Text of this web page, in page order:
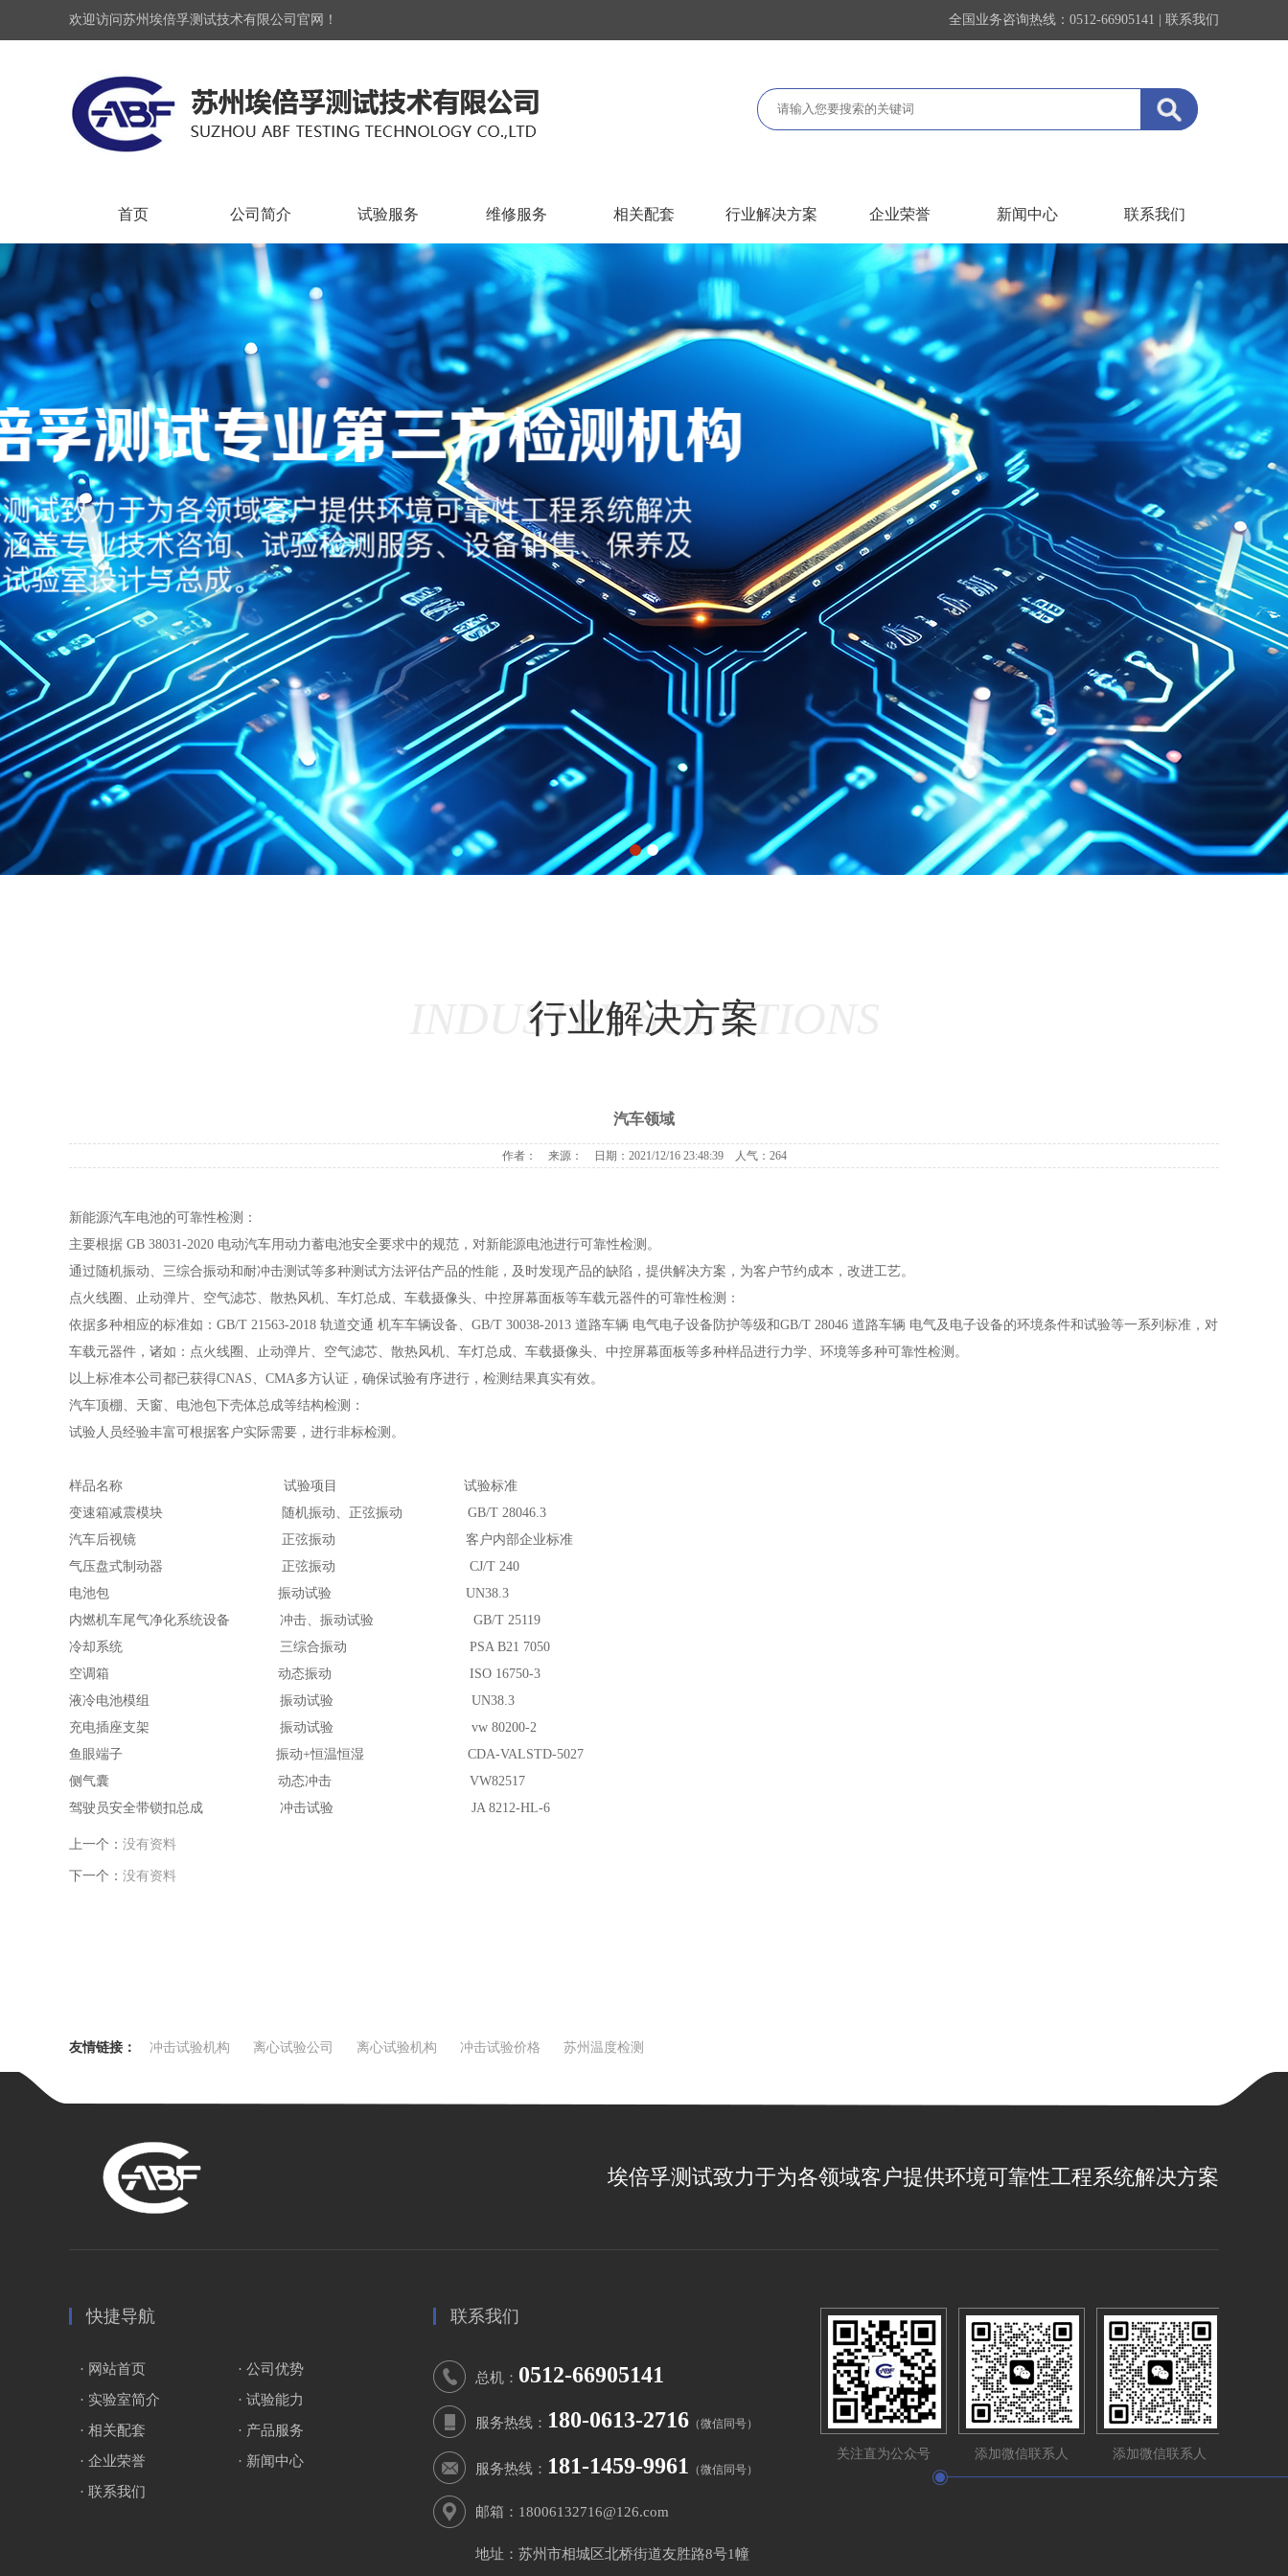
欢迎访问苏州埃倍孚测试技术有限公司官网！ 全国业务咨询热线：0512-66905141 | 联系我们
首页 公司简介 试验服务 维修服务 相关配套 行业解决方案 企业荣誉 新闻中心 联系我们
行业解决方案
INDUSTRY SOLUTIONS
汽车领域
作者： 来源： 日期：2021/12/16 23:48:39 人气：264
新能源汽车电池的可靠性检测：
主要根据 GB 38031-2020 电动汽车用动力蓄电池安全要求中的规范，对新能源电池进行可靠性检测。
通过随机振动、三综合振动和耐冲击测试等多种测试方法评估产品的性能，及时发现产品的缺陷，提供解决方案，为客户节约成本，改进工艺。
点火线圈、止动弹片、空气滤芯、散热风机、车灯总成、车载摄像头、中控屏幕面板等车载元器件的可靠性检测：
依据多种相应的标准如：GB/T 21563-2018 轨道交通 机车车辆设备、GB/T 30038-2013 道路车辆 电气电子设备防护等级和GB/T 28046 道路车辆 电气及电子设备的环境条件和试验等一系列标准，对
车载元器件，诸如：点火线圈、止动弹片、空气滤芯、散热风机、车灯总成、车载摄像头、中控屏幕面板等多种样品进行力学、环境等多种可靠性检测。
以上标准本公司都已获得CNAS、CMA多方认证，确保试验有序进行，检测结果真实有效。
汽车顶棚、天窗、电池包下壳体总成等结构检测：
试验人员经验丰富可根据客户实际需要，进行非标检测。
样品名称 试验项目 试验标准
变速箱减震模块 随机振动、正弦振动 GB/T 28046.3
汽车后视镜 正弦振动 客户内部企业标准
气压盘式制动器 正弦振动 CJ/T 240
电池包 振动试验 UN38.3
内燃机车尾气净化系统设备 冲击、振动试验 GB/T 25119
冷却系统 三综合振动 PSA B21 7050
空调箱 动态振动 ISO 16750-3
液冷电池模组 振动试验 UN38.3
充电插座支架 振动试验 vw 80200-2
鱼眼端子 振动+恒温恒湿 CDA-VALSTD-5027
侧气囊 动态冲击 VW82517
驾驶员安全带锁扣总成 冲击试验 JA 8212-HL-6
上一个： 没有资料
下一个： 没有资料
友情链接： 冲击试验机构 离心试验公司 离心试验机构 冲击试验价格 苏州温度检测
埃倍孚测试致力于为各领域客户提供环境可靠性工程系统解决方案
快捷导航
· 网站首页
· 公司优势
· 实验室简介
· 试验能力
· 相关配套
· 产品服务
· 企业荣誉
· 新闻中心
· 联系我们
联系我们
总机： 0512-66905141
服务热线： 180-0613-2716 （微信同号）
服务热线： 181-1459-9961 （微信同号）
邮箱：18006132716@126.com
地址：苏州市相城区北桥街道友胜路8号1幢
关注直为公众号 添加微信联系人 添加微信联系人